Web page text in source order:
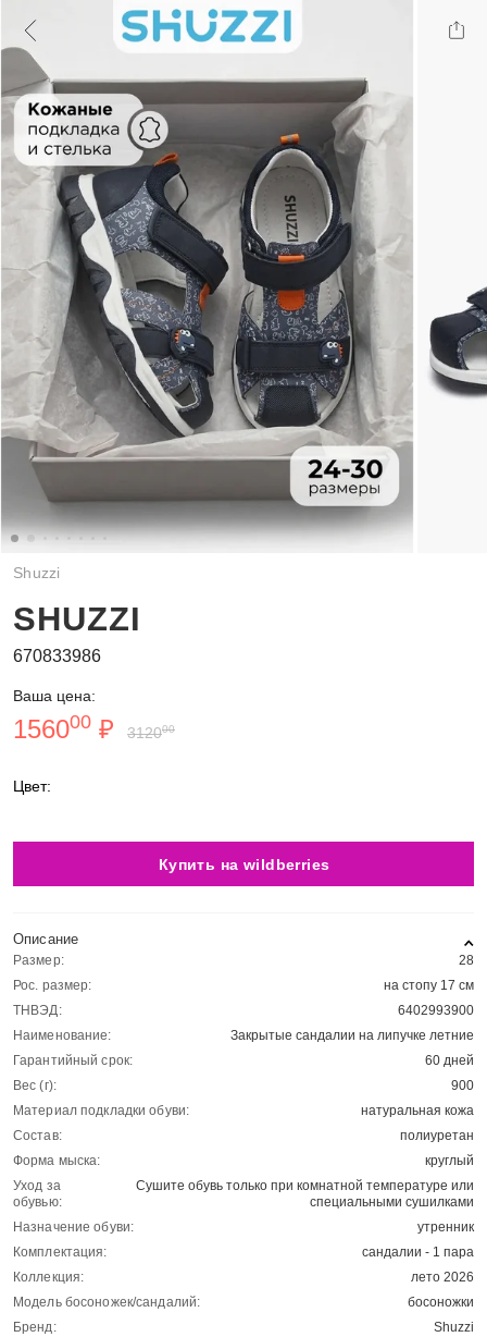
Shuzzi
SHUZZI
670833986
Ваша цена:
156000 ₽ 312000
Цвет:
Купить на wildberries
Описание
Размер:
28
Рос. размер:
на стопу 17 см
ТНВЭД:
6402993900
Наименование:
Закрытые сандалии на липучке летние
Гарантийный срок:
60 дней
Вес (г):
900
Материал подкладки обуви:
натуральная кожа
Состав:
полиуретан
Форма мыска:
круглый
Уход за
обувью:
Сушите обувь только при комнатной температуре или
специальными сушилками
Назначение обуви:
утренник
Комплектация:
сандалии - 1 пара
Коллекция:
лето 2026
Модель босоножек/сандалий:
босоножки
Бренд:
Shuzzi